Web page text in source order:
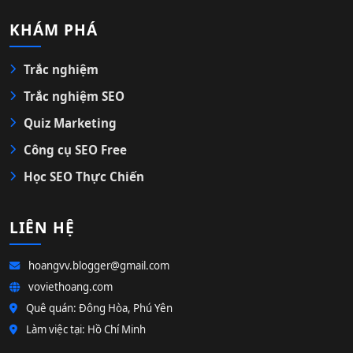
KHÁM PHÁ
Trắc nghiệm
Trắc nghiệm SEO
Quiz Marketing
Công cụ SEO Free
Học SEO Thực Chiến
LIÊN HỆ
hoangvv.blogger@gmail.com
voviethoang.com
Quê quán: Đông Hòa, Phú Yên
Làm việc tại: Hồ Chí Minh